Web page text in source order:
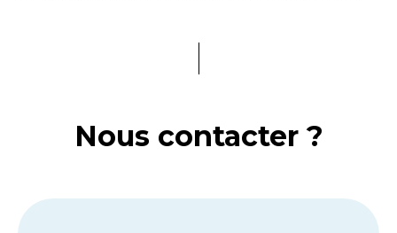
Nous contacter ?